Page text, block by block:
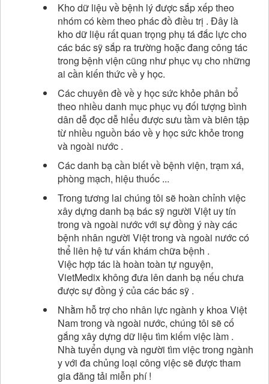
Kho dữ liệu về bệnh lý được sắp xếp theo
nhóm có kèm theo phác đồ điều trị . Đây là
kho dữ liệu rất quan trọng phụ tá đắc lực cho
các bác sỹ sắp ra trường hoặc đang công tác
trong bệnh viện cũng như phục vụ cho những
ai cần kiến thức về y học.
Các chuyên đề về y học sức khỏe phân bổ
theo nhiều danh mục phục vụ đối tượng bình
dân dễ đọc dễ hiểu được sưu tầm và biên tập
từ nhiều nguồn báo về y học sức khỏe trong
và ngoài nước .
Các danh bạ cần biết về bệnh viện, trạm xá,
phòng mạch, hiệu thuốc ...
Trong tương lai chúng tôi sẽ hoàn chỉnh việc
xây dựng danh bạ bác sỹ người Việt uy tín
trong và ngoài nước với sự đồng ý này các
bệnh nhân người Việt trong và ngoài nước có
thể liên hệ tư vấn khám chữa bệnh .
Việc hợp tác là hoàn toàn tự nguyện,
VietMedix không đưa lên danh bạ nếu chưa
được sự đồng ý của các bác sỹ .
Nhằm hỗ trợ cho nhân lực ngành y khoa Việt
Nam trong và ngoài nước, chúng tôi sẽ cố
gắng xây dựng dữ liệu tìm kiếm việc làm .
Nhà tuyển dụng và người tìm việc trong ngành
y với đa chủng loại công việc sẽ được tham
gia đăng tải miễn phí !